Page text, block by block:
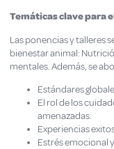
Temáticas clave para
Las ponencias y talleres
bienestar animal:
mentales. Además, se
Estándares
El rol de los
amenazadas.
Experiencias
Estrés emocional